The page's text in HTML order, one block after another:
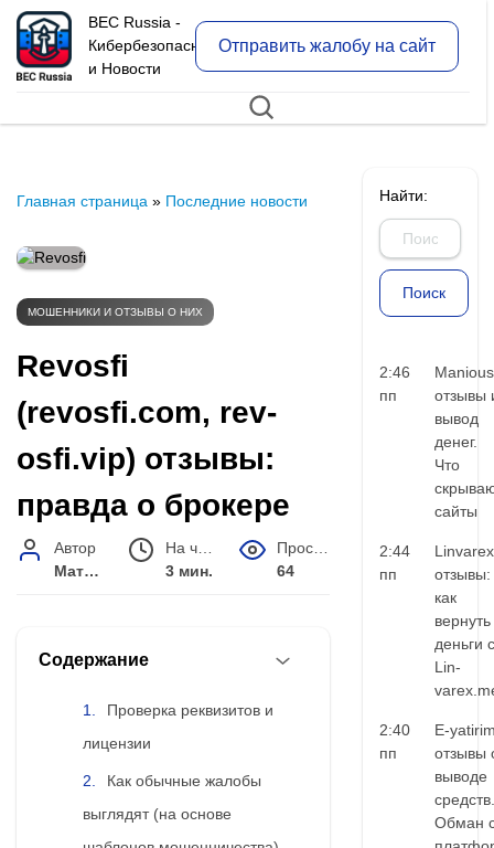
BEC Russia -
Кибербезопасность
и Новости
Отправить жалобу на сайт
Главная страница » Последние новости
МОШЕННИКИ И ОТЗЫВЫ О НИХ
Revosfi
(revosfi.com, rev-
osfi.vip) отзывы:
правда о брокере
Автор
Матвей Иванов
3 мин.
64
Содержание
Проверка реквизитов и
лицензии
Как обычные жалобы
выглядят (на основе
Найти:
2:46
пп
Manious
отзывы
вывод
денег.
Что
сайты
2:44
пп
Linvarex
отзывы:
как
вернуть
деньги с
Lin-
2:40
пп
E-
отзывы
выводе
средств.
Обман